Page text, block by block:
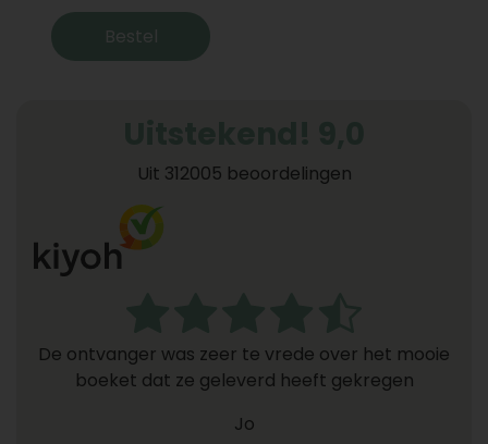
Bestel
Uit 312005 beoordelingen
De ontvanger was zeer te vrede over het mooie
boeket dat ze geleverd heeft gekregen
Jo